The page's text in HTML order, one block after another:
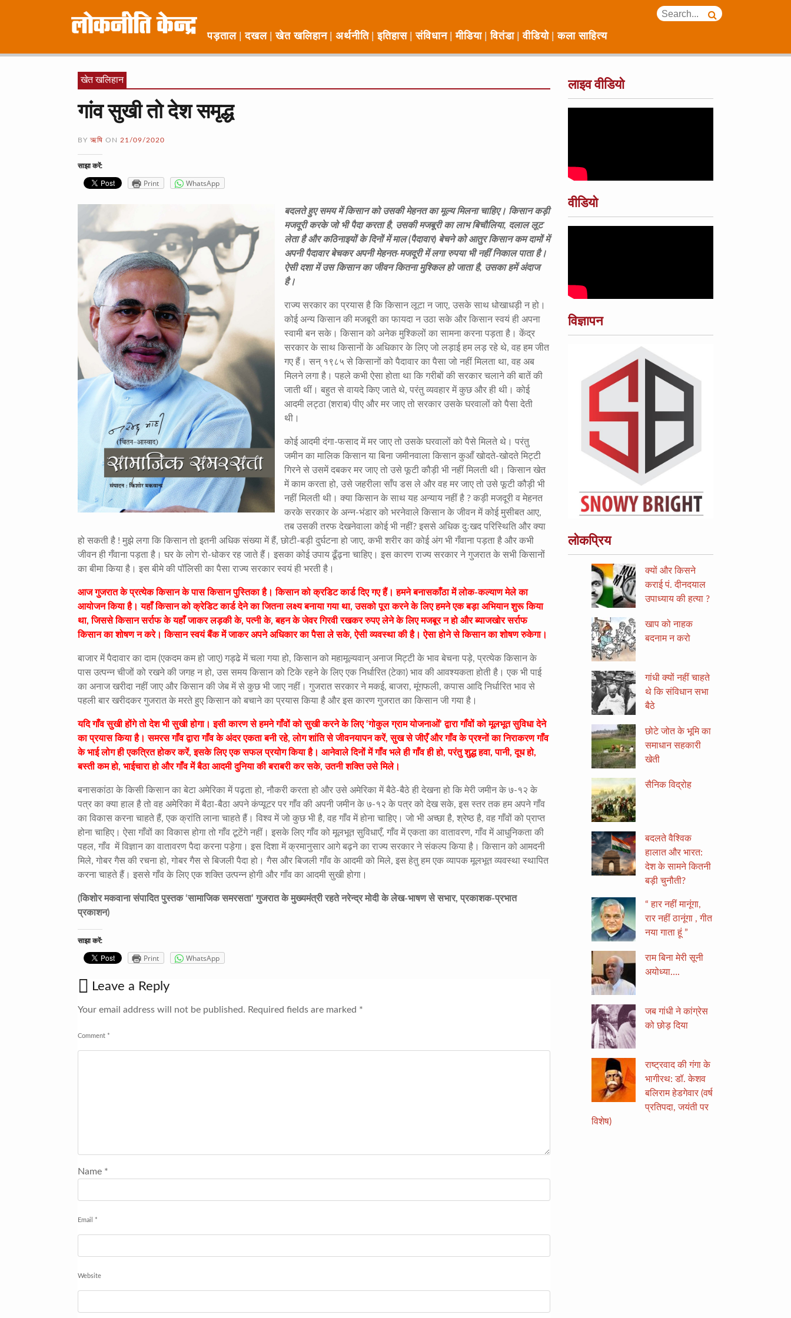
पड़ताल दखल खेत खलिहान अर्थनीति इतिहास संविधान मीडिया वितंडा वीडियो कला साहित्य
खेत खलिहान
गांव सुखी तो देश समृद्ध
BY ऋषि ON 21/09/2020
साझा करें:
Print WhatsApp
बदलते हुए समय में किसान को उसकी मेहनत का मूल्य मिलना चाहिए। किसान कड़ी
मजदूरी करके जो भी पैदा करता है, उसकी मजबूरी का लाभ बिचौलिया, दलाल लूट
लेता है और कठिनाइयों के दिनों में माल (पैदावार) बेचने को आतुर किसान कम दामों में
अपनी पैदावार बेचकर अपनी मेहनत-मजदूरी में लगा रुपया भी नहीं निकाल पाता है।
ऐसी दशा में उस किसान का जीवन कितना मुश्किल हो जाता है, उसका हमें अंदाज
है।
राज्य सरकार का प्रयास है कि किसान लूटा न जाए,उसके साथ धोखाधड़ी न हो।
कोई अन्य किसान की मजबूरी का फायदा न उठा सके और किसान स्वयं ही अपना
स्वामी बन सके। किसान को अनेक मुश्किलों का सामना करना पड़ता है। केंद्र
सरकार के साथ किसानों के अधिकार के लिए जो लड़ाई हम लड़ रहे थे,वह हम जीत
गए हैं। सन् १९८५ से किसानों को पैदावार का पैसा जो नहीं मिलता था,वह अब
मिलने लगा है। पहले कभी ऐसा होता था कि गरीबों की सरकार चलाने की बातें की
जाती थीं। बहुत से वायदे किए जाते थे,परंतु व्यवहार में कुछ और ही थी। कोई
आदमी लट्ठा (शराब) पीए और मर जाए तो सरकार उसके घरवालों को पैसा देती
थी।
कोई आदमी दंगा-फसाद में मर जाए तो उसके घरवालों को पैसे मिलते थे। परंतु
जमीन का मालिक किसान या बिना जमीनवाला किसान कुआँ खोदते-खोदते मिट्टी
गिरने से उसमें दबकर मर जाए तो उसे फूटी कौड़ी भी नहीं मिलती थी। किसान खेत
में काम करता हो,उसे जहरीला साँप डस ले और वह मर जाए तो उसे फूटी कौड़ी भी
नहीं मिलती थी। क्या किसान के साथ यह अन्याय नहीं है ?कड़ी मजदूरी व मेहनत
करके सरकार के अन्न-भंडार को भरनेवाले किसान के जीवन में कोई मुसीबत आए,
तब उसकी तरफ देखनेवाला कोई भी नहीं?इससे अधिक दुःखद परिस्थिति और क्या
हो सकती है ! मुझे लगा कि किसान तो इतनी अधिक संख्या में हैं, छोटी-बड़ी दुर्घटना हो जाए, कभी शरीर का कोई अंग भी गँवाना पड़ता है और कभी
जीवन ही गँवाना पड़ता है। घर के लोग रो-धोकर रह जाते हैं। इसका कोई उपाय ढूँढ़ना चाहिए। इस कारण राज्य सरकार ने गुजरात के सभी किसानों
का बीमा किया है। इस बीमे की पॉलिसी का पैसा राज्य सरकार स्वयं ही भरती है।
आज गुजरात के प्रत्येक किसान के पास किसान पुस्तिका है। किसान को क्रडिट कार्ड दिए गए हैं। हमने बनासकाँठा में लोक-कल्याण मेले का
आयोजन किया है। यहाँ किसान को क्रेडिट कार्ड देने का जितना लक्ष्य बनाया गया था, उसको पूरा करने के लिए हमने एक बड़ा अभियान शुरू किया
था, जिससे किसान सर्राफ के यहाँ जाकर लड़की के, पत्नी के, बहन के जेवर गिरवी रखकर रुपए लेने के लिए मजबूर न हो और ब्याजखोर सर्राफ
किसान का शोषण न करे। किसान स्वयं बैंक में जाकर अपने अधिकार का पैसा ले सके, ऐसी व्यवस्था की है। ऐसा होने से किसान का शोषण रुकेगा।
बाजार में पैदावार का दाम (एकदम कम हो जाए) गड्ढे में चला गया हो, किसान को महामूल्यवान् अनाज मिट्टी के भाव बेचना पड़े, प्रत्येक किसान के
पास उत्पन्न चीजों को रखने की जगह न हो, उस समय किसान को टिके रहने के लिए एक निर्धारित (टेका) भाव की आवश्यकता होती है। एक भी पाई
का अनाज खरीदा नहीं जाए और किसान की जेब में से कुछ भी जाए नहीं। गुजरात सरकार ने मकई, बाजरा, मूंगफली, कपास आदि निर्धारित भाव से
पहली बार खरीदकर गुजरात के मरते हुए किसान को बचाने का प्रयास किया है और इस कारण गुजरात का किसान जी गया है।
यदि गाँव सुखी होंगे तो देश भी सुखी होगा। इसी कारण से हमने गाँवों को सुखी करने के लिए ‘गोकुल ग्राम योजनाओं’ द्वारा गाँवों को मूलभूत सुविधा देने
का प्रयास किया है। समरस गाँव द्वारा गाँव के अंदर एकता बनी रहे, लोग शांति से जीवनयापन करें, सुख से जीएँ और गाँव के प्रश्नों का निराकरण गाँव
के भाई लोग ही एकत्रित होकर करें, इसके लिए एक सफल प्रयोग किया है। आनेवाले दिनों में गाँव भले ही गाँव ही हो, परंतु शुद्ध हवा, पानी, दूध हो,
बस्ती कम हो, भाईचारा हो और गाँव में बैठा आदमी दुनिया की बराबरी कर सके, उतनी शक्ति उसे मिले।
बनासकांठा के किसी किसान का बेटा अमेरिका में पढ़ता हो, नौकरी करता हो और उसे अमेरिका में बैठे-बैठे ही देखना हो कि मेरी जमीन के ७-१२ के
पत्र का क्या हाल है तो वह अमेरिका में बैठा-बैठा अपने कंप्यूटर पर गाँव की अपनी जमीन के ७-१२ के पत्र को देख सके, इस स्तर तक हम अपने गाँव
का विकास करना चाहते हैं, एक क्रांति लाना चाहते हैं। विश्व में जो कुछ भी है, वह गाँव में होना चाहिए। जो भी अच्छा है, श्रेष्ठ है, वह गाँवों को प्राप्त
होना चाहिए। ऐसा गाँवों का विकास होगा तो गाँव टूटेंगे नहीं। इसके लिए गाँव को मूलभूत सुविधाएँ, गाँव में एकता का वातावरण, गाँव में आधुनिकता की
पहल, गाँव में विज्ञान का वातावरण पैदा करना पड़ेगा। इस दिशा में क्रमानुसार आगे बढ़ने का राज्य सरकार ने संकल्प किया है। किसान को आमदनी
मिले, गोबर गैस की रचना हो, गोबर गैस से बिजली पैदा हो। गैस और बिजली गाँव के आदमी को मिले, इस हेतु हम एक व्यापक मूलभूत व्यवस्था स्थापित
करना चाहते हैं। इससे गाँव के लिए एक शक्ति उत्पन्न होगी और गाँव का आदमी सुखी होगा।
(किशोर मकवाना संपादित पुस्तक ‘सामाजिक समरसता’ गुजरात के मुख्यमंत्री रहते नरेन्द्र मोदी के लेख-भाषण से सभार, प्रकाशक-प्रभात
प्रकाशन)
साझा करें:
Print WhatsApp
Leave a Reply
Your email address will not be published. Required fields are marked *
Comment *
Name *
Email *
Website
लाइव वीडियो
वीडियो
विज्ञापन
लोकप्रिय
क्यों और किसने
कराई पं. दीनदयाल
उपाध्याय की हत्या ?
खाप को नाहक
बदनाम न करो
गांधी क्यों नहीं चाहते
थे कि संविधान सभा
बैठे
छोटे जोत के भूमि का
समाधान सहकारी
खेती
सैनिक विद्रोह
बदलते वैश्विक
हालात और भारत:
देश के सामने कितनी
बड़ी चुनौती?
“ हार नहीं मानूंगा,
रार नहीं ठानूंगा , गीत
नया गाता हूं ”
राम बिना मेरी सूनी
अयोध्या….
जब गांधी ने कांग्रेस
को छोड़ दिया
राष्ट्रवाद की गंगा के
भागीरथ: डॉ. केशव
बलिराम हेडगेवार (वर्ष
प्रतिपदा, जयंती पर
विशेष)